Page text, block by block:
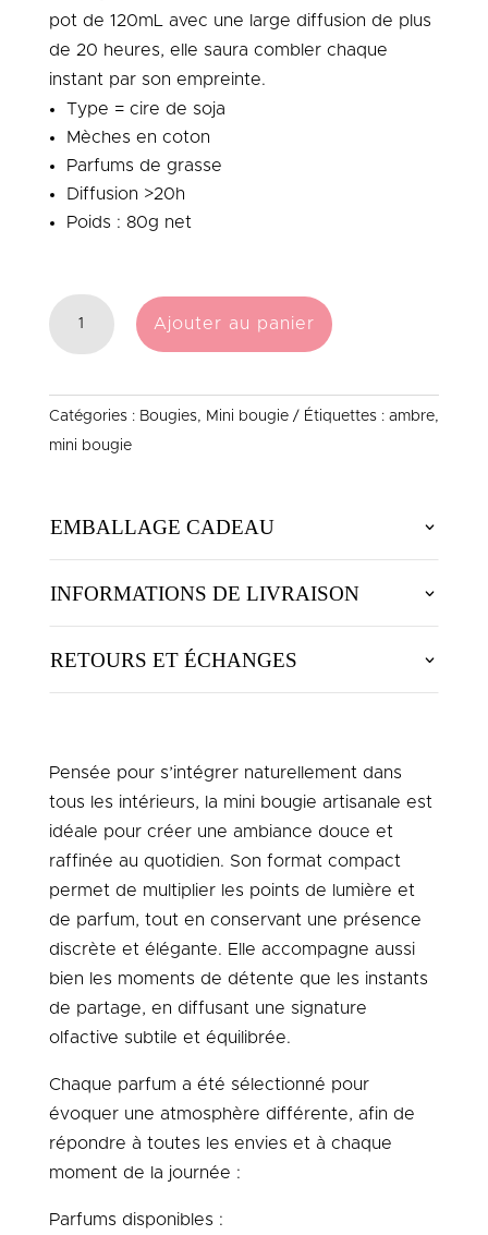
pot de 120mL
avec une large diffusion de plus
de 20 heures, elle saura combler chaque
instant par son empreinte.
Type = cire de soja
Mèches en coton
Parfums de grasse
Diffusion >20h
Poids : 80g net
QUANTITÉ
DE
BOUGIE
AMBRE
Ajouter au panier
Catégories : Bougies, Mini bougie Étiquettes : ambre,
mini bougie
EMBALLAGE CADEAU
INFORMATIONS DE LIVRAISON
RETOURS ET ÉCHANGES
Pensée pour s’intégrer naturellement dans
tous les intérieurs, la mini bougie artisanale est
idéale pour créer une ambiance douce et
raffinée au quotidien. Son format compact
permet de multiplier les points de lumière et
de parfum, tout en conservant une présence
discrète et élégante. Elle accompagne aussi
bien les moments de détente que les instants
de partage, en diffusant une signature
olfactive subtile et équilibrée.
Chaque parfum a été sélectionné pour
évoquer une atmosphère différente, afin de
répondre à toutes les envies et à chaque
moment de la journée :
Parfums disponibles :